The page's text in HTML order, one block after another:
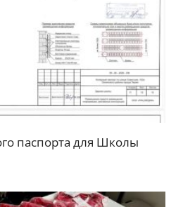
паспорта для Школы